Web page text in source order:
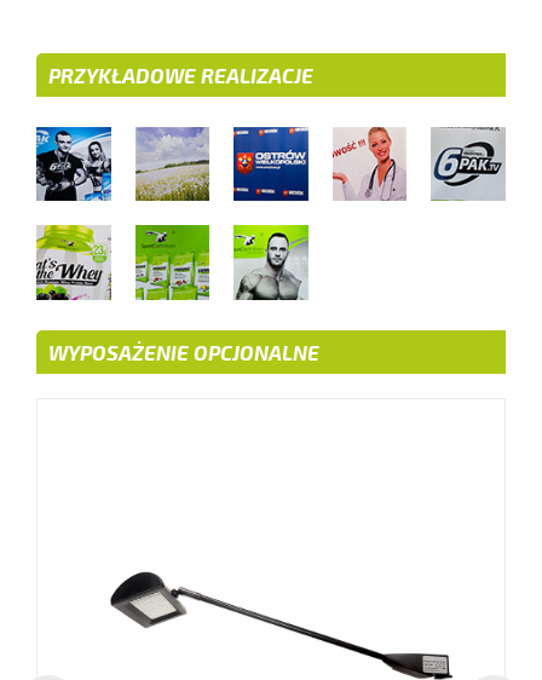
PRZYKŁADOWE REALIZACJE
WYPOSAŻENIE OPCJONALNE